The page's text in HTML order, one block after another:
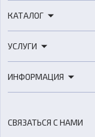
КАТАЛОГ
3D-сканеры
Расходные материалы
Оборудование и
Аксессуары и прочее
УСЛУГИ
3D-моделирование
ИНФОРМАЦИЯ
СВЯЗАТЬСЯ С НАМИ